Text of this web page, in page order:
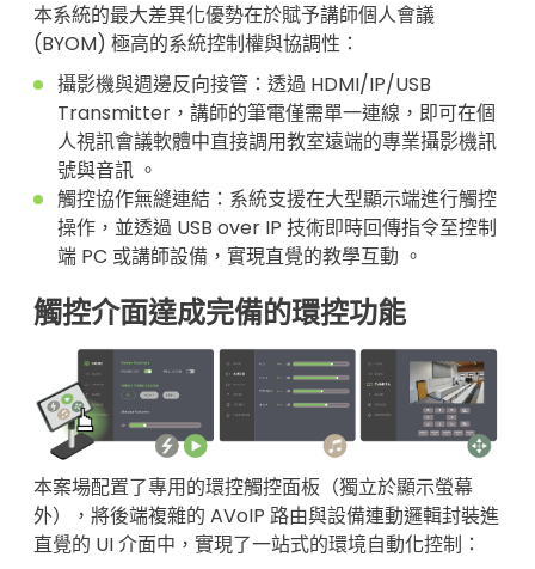
本系統的最大差異化優勢在於賦予講師個人會議
(BYOM) 極高的系統控制權與協調性：
攝影機與週邊反向接管：透過 HDMI/IP/USB
Transmitter，講師的筆電僅需單一連線，即可在個
人視訊會議軟體中直接調用教室遠端的專業攝影機訊
號與音訊 。
觸控協作無縫連結：系統支援在大型顯示端進行觸控
操作，並透過 USB over IP 技術即時回傳指令至控制
端 PC 或講師設備，實現直覺的教學互動 。
觸控介面達成完備的環控功能
本案場配置了專用的環控觸控面板（獨立於顯示螢幕
外），將後端複雜的 AVoIP 路由與設備連動邏輯封裝進
直覺的 UI 介面中，實現了一站式的環境自動化控制：